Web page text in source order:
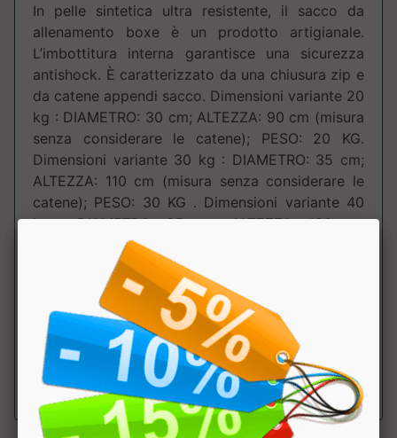
In pelle sintetica ultra resistente, il sacco da
allenamento boxe è un prodotto artigianale.
L’imbottitura interna garantisce una sicurezza
antishock. È caratterizzato da una chiusura zip e
da catene appendi sacco. Dimensioni variante 20
kg : DIAMETRO: 30 cm; ALTEZZA: 90 cm (misura
senza considerare le catene); PESO: 20 KG.
Dimensioni variante 30 kg : DIAMETRO: 35 cm;
ALTEZZA: 110 cm (misura senza considerare le
catene); PESO: 30 KG . Dimensioni variante 40
kg : DIAMETRO: 35 cm; ALTEZZA: 120 cm
(misura senza considerare le catene); PESO: 40
KG. OGNI SACCO LEONE1947 È VENDUTO
PIENO, COMPLETO DI CATENE (LUNGHE CIRCA
40 CM) E GIVOLARE CHE LE UNISCE. PRONTO
AD ESSERE ATTACCATO AD UN SUPPORTO E
UTILIZZATO.